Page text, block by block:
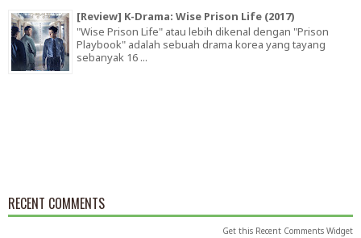
[Review] K-Drama: Wise Prison Life (2017)
"Wise Prison Life" atau lebih dikenal dengan "Prison
Playbook" adalah sebuah drama korea yang tayang
sebanyak 16 ...
RECENT COMMENTS
Get this Recent Comments Widget